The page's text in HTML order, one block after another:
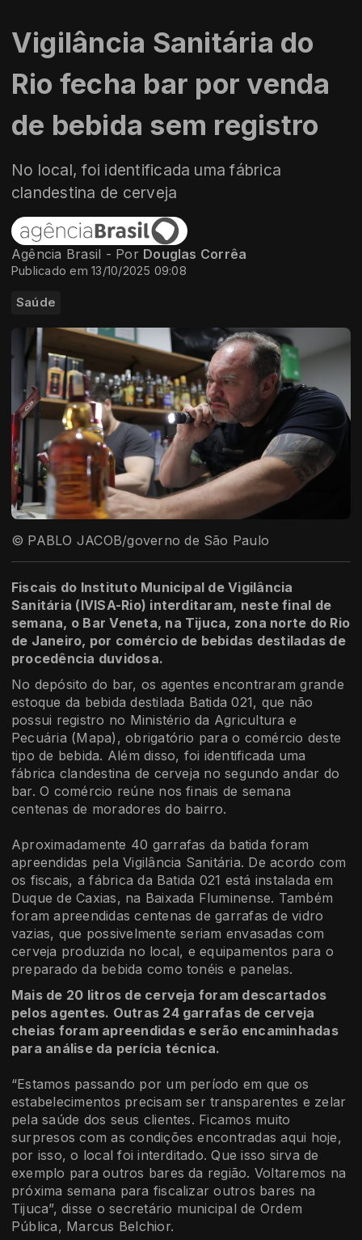
Vigilância Sanitária do
Rio fecha bar por venda
de bebida sem registro
No local, foi identificada uma fábrica
clandestina de cerveja
Agência Brasil - Por Douglas Corrêa
Publicado em 13/10/2025 09:08
Saúde
© PABLO JACOB/governo de São Paulo
Fiscais do Instituto Municipal de Vigilância
Sanitária (IVISA-Rio) interditaram, neste final de
semana, o Bar Veneta, na Tijuca, zona norte do Rio
de Janeiro, por comércio de bebidas destiladas de
procedência duvidosa.
No depósito do bar, os agentes encontraram grande
estoque da bebida destilada Batida 021, que não
possui registro no Ministério da Agricultura e
Pecuária (Mapa), obrigatório para o comércio deste
tipo de bebida. Além disso, foi identificada uma
fábrica clandestina de cerveja no segundo andar do
bar. O comércio reúne nos finais de semana
centenas de moradores do bairro.
Aproximadamente 40 garrafas da batida foram
apreendidas pela Vigilância Sanitária. De acordo com
os fiscais, a fábrica da Batida 021 está instalada em
Duque de Caxias, na Baixada Fluminense. Também
foram apreendidas centenas de garrafas de vidro
vazias, que possivelmente seriam envasadas com
cerveja produzida no local, e equipamentos para o
preparado da bebida como tonéis e panelas.
Mais de 20 litros de cerveja foram descartados
pelos agentes. Outras 24 garrafas de cerveja
cheias foram apreendidas e serão encaminhadas
para análise da perícia técnica.
“Estamos passando por um período em que os
estabelecimentos precisam ser transparentes e zelar
pela saúde dos seus clientes. Ficamos muito
surpresos com as condições encontradas aqui hoje,
por isso, o local foi interditado. Que isso sirva de
exemplo para outros bares da região. Voltaremos na
próxima semana para fiscalizar outros bares na
Tijuca”, disse o secretário municipal de Ordem
Pública, Marcus Belchior.